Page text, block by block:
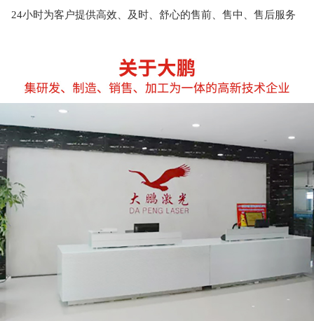
24小时为客户提供高效、及时、舒心的售前、售中、售后服务